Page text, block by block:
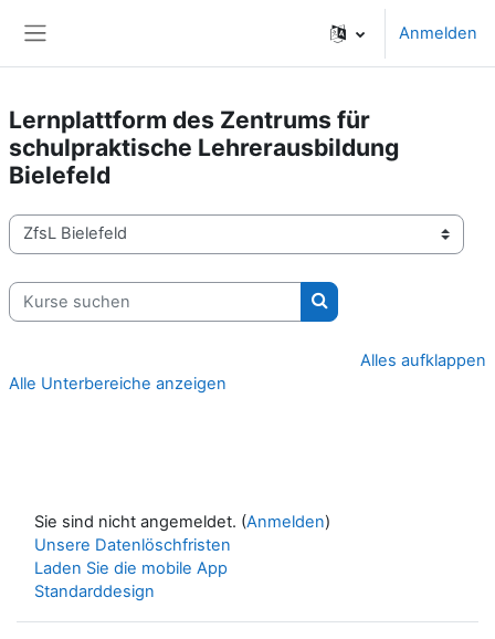
Anmelden
Lernplattform des Zentrums für
schulpraktische Lehrerausbildung
Bielefeld
Kursbereiche
Kurse suchen
Kurse suchen
Alles aufklappen
Alle Unterbereiche anzeigen
Sie sind nicht angemeldet. (Anmelden)
Unsere Datenlöschfristen
Laden Sie die mobile App
Standarddesign